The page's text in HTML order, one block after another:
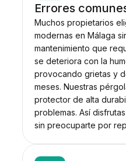
Errores
Muchos propietarios
modernas en Málaga
mantenimiento que
se deteriora con la
provocando grietas y
meses. Nuestras
protector de alta
problemas. Así
sin preocuparte por